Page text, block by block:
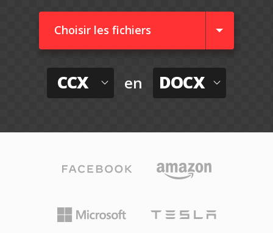
Choisir les fichiers
CCX en DOCX